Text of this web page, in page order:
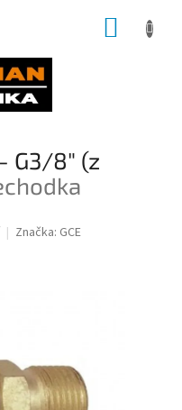
G3/8" (z
Značka: GCE